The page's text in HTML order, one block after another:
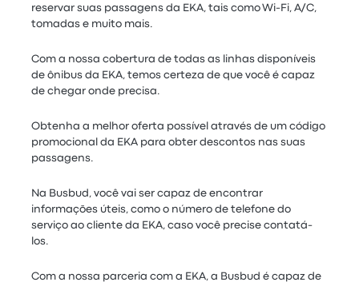
reservar suas passagens da EKA, tais como Wi-Fi, A/C,
tomadas e muito mais.
Com a nossa cobertura de todas as linhas disponíveis
de ônibus da EKA, temos certeza de que você é capaz
de chegar onde precisa.
Obtenha a melhor oferta possível através de um código
promocional da EKA para obter descontos nas suas
passagens.
Na Busbud, você vai ser capaz de encontrar
informações úteis, como o número de telefone do
serviço ao cliente da EKA, caso você precise contatá-
los.
Com a nossa parceria com a EKA, a Busbud é capaz de